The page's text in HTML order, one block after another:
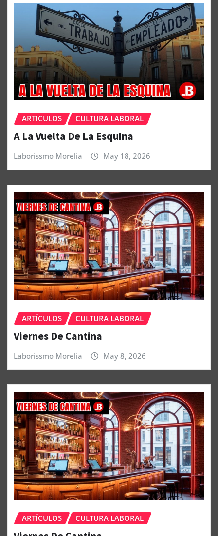
ARTÍCULOS CULTURA LABORAL
A La Vuelta De La Esquina
Laborissmo Morelia May 18, 2026
ARTÍCULOS CULTURA LABORAL
Viernes De Cantina
Laborissmo Morelia May 8, 2026
ARTÍCULOS CULTURA LABORAL